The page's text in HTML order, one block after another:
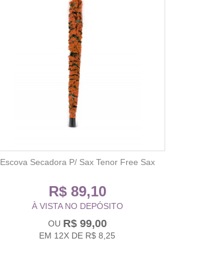
Escova Secadora P/ Sax Tenor Free Sax
R$ 89,10
À VISTA NO DEPÓSITO
R$ 99,00
EM 12X DE R$ 8,25